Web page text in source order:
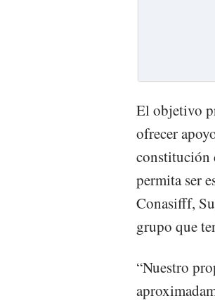
El objetivo
ofrecer
constitución
permita ser
Conasifff,
grupo que
“Nuestro